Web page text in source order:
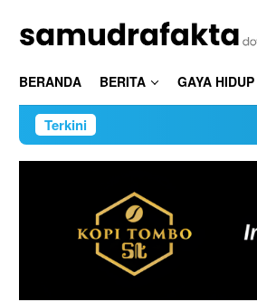
BERANDA BERITA GAYA HIDUP
Terkini